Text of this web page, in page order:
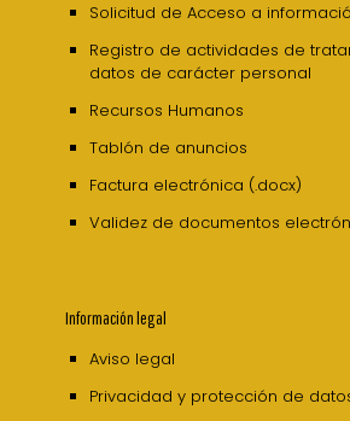
Solicitud de Acceso a
Registro de actividades de
datos de carácter personal
Recursos Humanos
Tablón de anuncios
Factura electrónica (.docx)
Validez de documentos
Información legal
Aviso legal
Privacidad y protección de